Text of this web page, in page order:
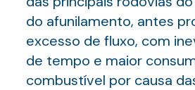
do afunilamento, antes
excesso de fluxo, com
de tempo e maior
combustível por causa